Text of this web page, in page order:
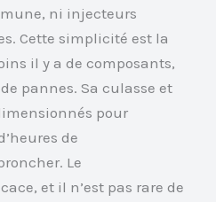
ni injecteurs
Cette simplicité est la
il y a de composants,
pannes. Sa culasse et
pour
de
Le
et il n’est pas rare de